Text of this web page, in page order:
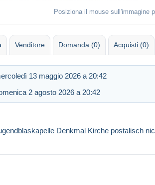
Posiziona il mouse sull'immagine
Venditore Domanda (0) Acquisti (0)
13 maggio 2026 a 20:42
2 agosto 2026 a 20:42
Denkmal Kirche postalisch